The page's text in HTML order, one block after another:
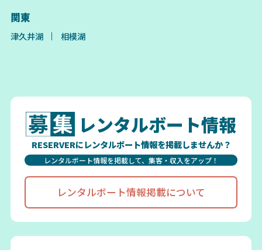
関東
津久井湖 相模湖
レンタルボート情報
RESERVERにレンタルボート情報を掲載しませんか？
レンタルボート情報を掲載して、集客・収入をアップ！
レンタルボート情報掲載について